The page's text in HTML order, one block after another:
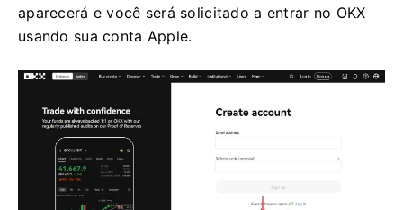
aparecerá e você será solicitado a entrar no OKX
usando sua conta Apple.